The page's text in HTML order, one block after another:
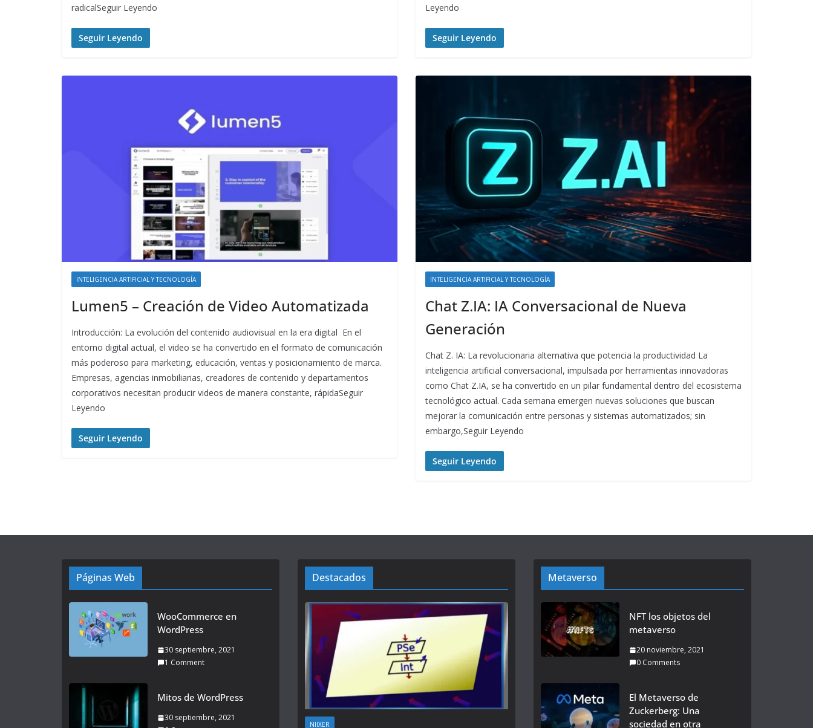
radicalSeguir Leyendo
Seguir Leyendo
Leyendo
Seguir Leyendo
INTELIGENCIA ARTIFICIAL Y TECNOLOGÍA
Lumen5 – Creación de Video Automatizada
Introducción: La evolución del contenido audiovisual en la era digital En el
entorno digital actual, el video se ha convertido en el formato de comunicación
más poderoso para marketing, educación, ventas y posicionamiento de marca.
Empresas, agencias inmobiliarias, creadores de contenido y departamentos
corporativos necesitan producir videos de manera constante, rápidaSeguir
Leyendo
Seguir Leyendo
INTELIGENCIA ARTIFICIAL Y TECNOLOGÍA
Chat Z.IA: IA Conversacional de Nueva
Generación
Chat Z. IA: La revolucionaria alternativa que potencia la productividad La
inteligencia artificial conversacional, impulsada por herramientas innovadoras
como Chat Z.IA, se ha convertido en un pilar fundamental dentro del ecosistema
tecnológico actual. Cada semana emergen nuevas soluciones que buscan
mejorar la comunicación entre personas y sistemas automatizados; sin
embargo,Seguir Leyendo
Seguir Leyendo
Páginas Web
WooCommerce en
WordPress
30 septiembre, 2021
1 Comment
Mitos de WordPress
30 septiembre, 2021
Destacados
NIIXER
Metaverso
NFT los objetos del
metaverso
20 noviembre, 2021
0 Comments
El Metaverso de
Zuckerberg: Una
sociedad en otra